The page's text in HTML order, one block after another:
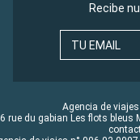
Recibe
TU EMAIL
Agencia de
rue du gabian Les flots bleus